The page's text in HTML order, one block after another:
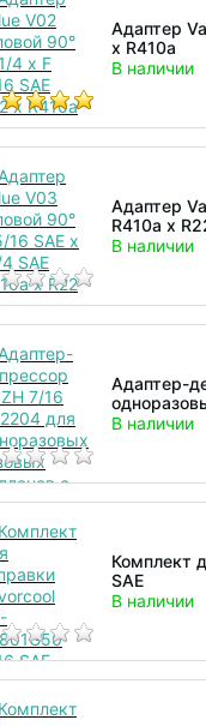
Адаптер
x R410a
В наличии
Адаптер
R410a х
В наличии
Адаптер-
В наличии
Комплект
SAE
В наличии